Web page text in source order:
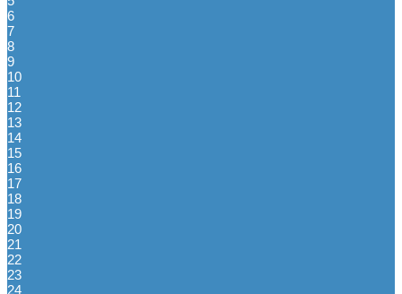
6
7
8
9
10
11
12
13
14
15
16
17
18
19
20
21
22
23
24